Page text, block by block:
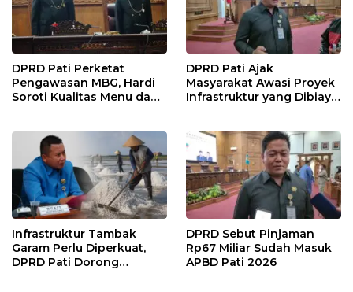
DPRD Pati Perketat
Pengawasan MBG, Hardi
Soroti Kualitas Menu dan
DPRD Pati Ajak
Masyarakat Awasi Proyek
Infrastruktur yang Dibiayai
Infrastruktur Tambak
Garam Perlu Diperkuat,
DPRD Pati Dorong
DPRD Sebut Pinjaman
Rp67 Miliar Sudah Masuk
APBD Pati 2026